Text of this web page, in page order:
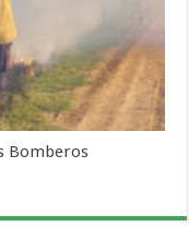
Bomberos